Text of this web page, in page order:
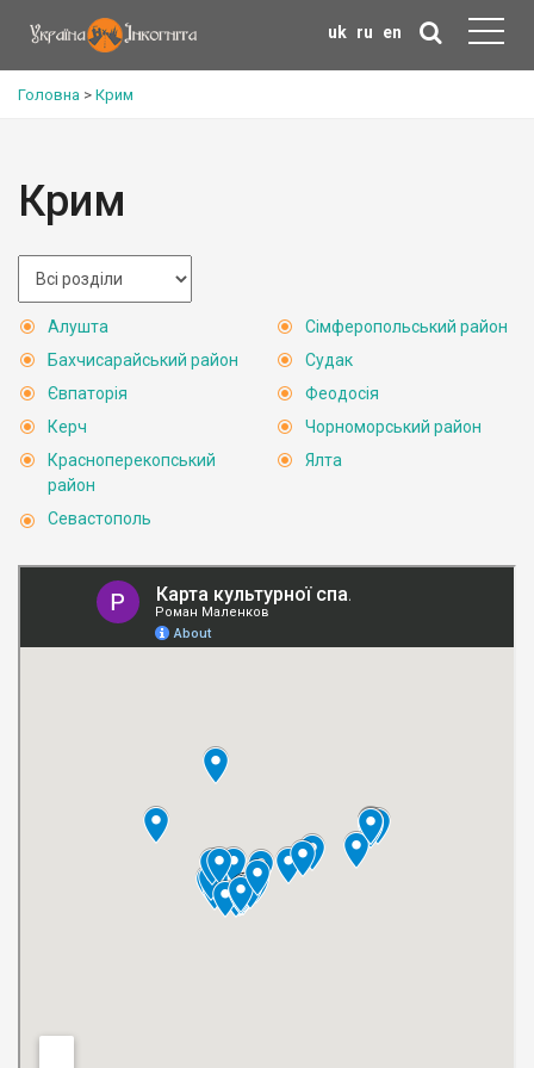
uk ru en
Головна > Крим
Крим
Алушта
Бахчисарайський район
Євпаторія
Керч
Красноперекопський
район
Севастополь
Сімферопольський район
Судак
Феодосія
Чорноморський район
Ялта